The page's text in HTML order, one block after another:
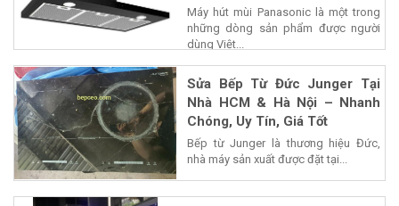
Máy hút mùi Panasonic là một trong
những dòng sản phẩm được người
dùng Việt...
Sửa Bếp Từ Đức Junger Tại
Nhà HCM & Hà Nội – Nhanh
Chóng, Uy Tín, Giá Tốt
Bếp từ Junger là thương hiệu Đức,
nhà máy sản xuất được đặt tại...